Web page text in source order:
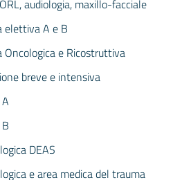
audiologia, maxillo-facciale
elettiva A e B
Oncologica e Ricostruttiva
breve e intensiva
DEAS
e area medica del trauma